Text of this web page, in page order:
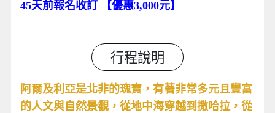
45天前報名收訂 【優惠3,000元】
行程說明
阿爾及利亞是北非的瑰寶，有著非常多元且豐富
的人文與自然景觀，從地中海穿越到撒哈拉，從